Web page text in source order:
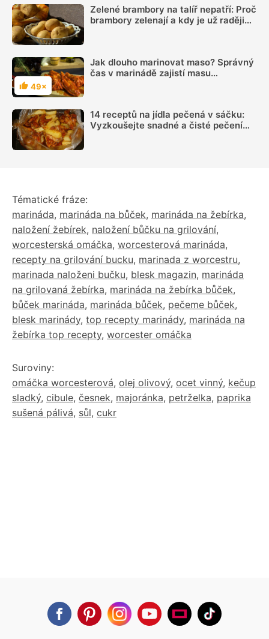
Zelené brambory na talíř nepatří: Proč
brambory zelenají a kdy je už raději
Hodnocení
49×
Jak dlouho marinovat maso? Správný
čas v marinádě zajistí masu
14 receptů na jídla pečená v sáčku:
Vyzkoušejte snadné a čisté pečení
Tématické fráze:
marináda, marináda na bůček, marináda na žebírka,
naložení žebírek, naložení bůčku na grilování,
worcesterská omáčka, worcesterová marináda,
recepty na grilování bucku, marinada z worcestru,
marinada naloženi bučku, blesk magazin, marináda
na grilovaná žebírka, marináda na žebírka bůček,
bůček marináda, marináda bůček, pečeme bůček,
blesk marinády, top recepty marinády, marináda na
žebírka top recepty, worcester omáčka
Suroviny:
omáčka worcesterová, olej olivový, ocet vinný, kečup
sladký, cibule, česnek, majoránka, petrželka, paprika
sušená pálivá, sůl, cukr